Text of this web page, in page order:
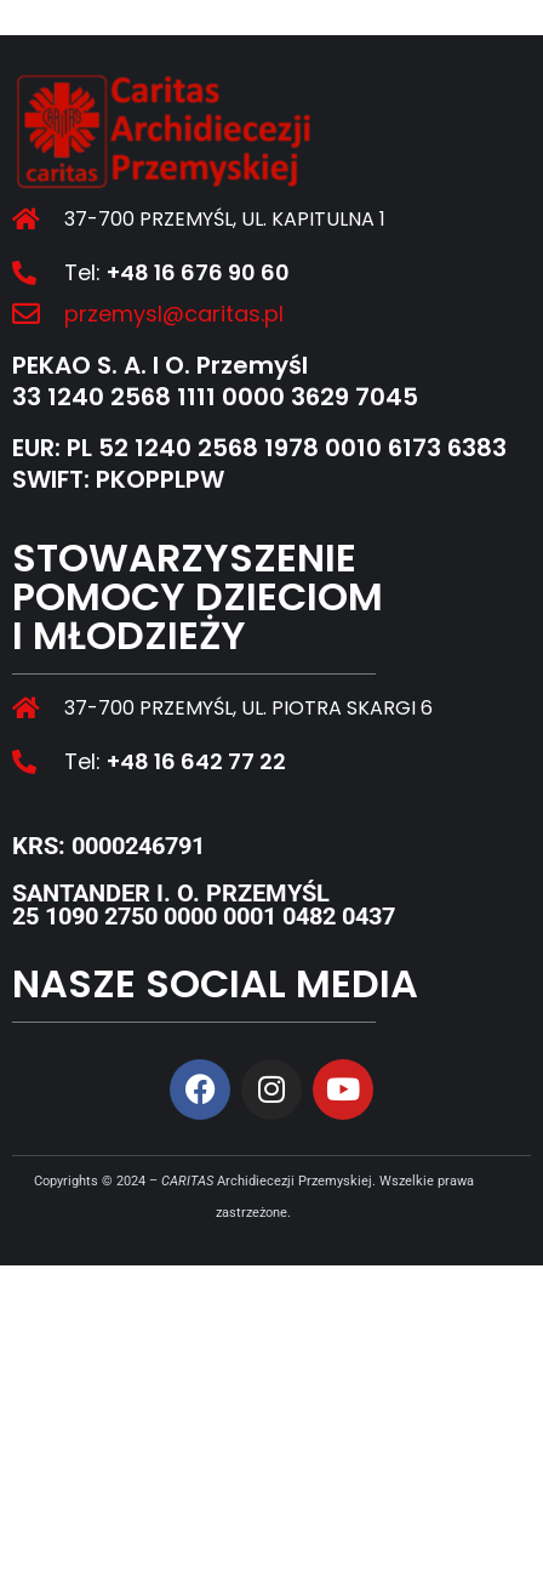
37-700 PRZEMYŚL, UL. KAPITULNA 1
Tel: +48 16 676 90 60
przemysl@caritas.pl
PEKAO S. A. I O. Przemyśl
33 1240 2568 1111 0000 3629 7045
EUR: PL 52 1240 2568 1978 0010 6173 6383
SWIFT: PKOPPLPW
STOWARZYSZENIE
POMOCY DZIECIOM
I MŁODZIEŻY
37-700 PRZEMYŚL, UL. PIOTRA SKARGI 6
Tel: +48 16 642 77 22
KRS: 0000246791
SANTANDER I. O. PRZEMYŚL
25 1090 2750 0000 0001 0482 0437
NASZE SOCIAL MEDIA
Copyrights © 2024 – CARITASArchidiecezji Przemyskiej. Wszelkie prawa
zastrzeżone.